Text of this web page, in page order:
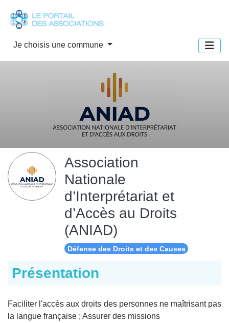
Je choisis une commune
Association
Nationale
d’Interprétariat et
d’Accès au Droits
(ANIAD)
Défense des Droits et des Causes
Présentation
Faciliter l'accès aux droits des personnes ne maîtrisant pas
la langue française ; Assurer des missions